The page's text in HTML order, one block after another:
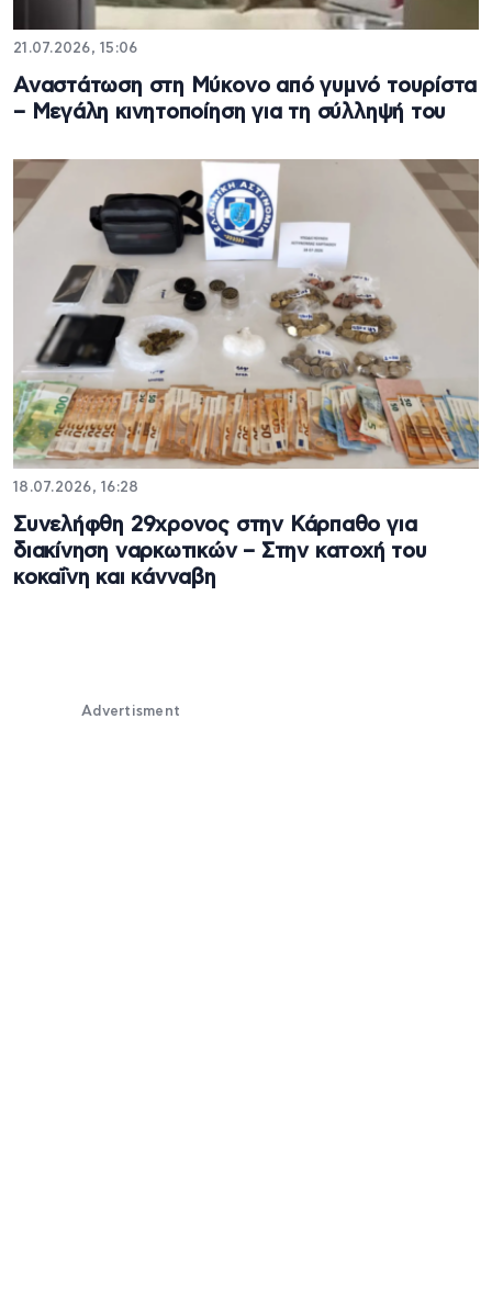
21.07.2026, 15:06
Αναστάτωση στη Μύκονο από γυμνό τουρίστα
– Μεγάλη κινητοποίηση για τη σύλληψή του
18.07.2026, 16:28
Συνελήφθη 29χρονος στην Κάρπαθο για
διακίνηση ναρκωτικών – Στην κατοχή του
κοκαΐνη και κάνναβη
Advertisment